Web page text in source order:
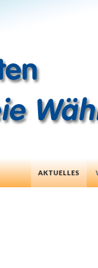
ZUM INHALT
AKTUELLES